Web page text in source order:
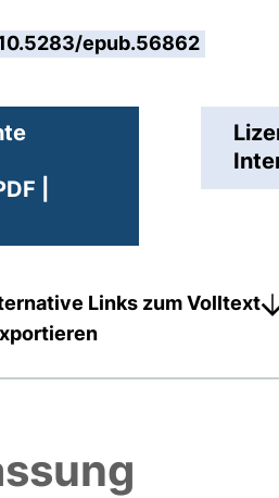
epub.56862
|
Links zum Volltext